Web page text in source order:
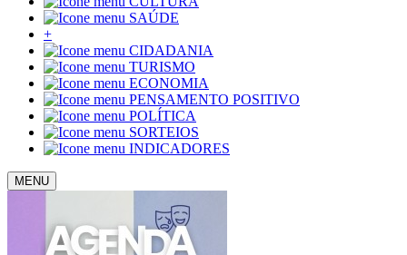
SAÚDE
+
CIDADANIA
TURISMO
ECONOMIA
PENSAMENTO POSITIVO
POLÍTICA
SORTEIOS
INDICADORES
MENU